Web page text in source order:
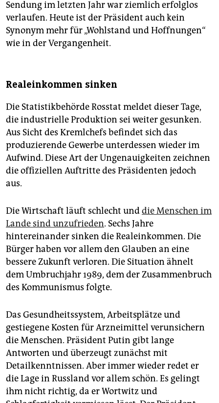
Sendung im letzten Jahr war ziemlich erfolglos
verlaufen. Heute ist der Präsident auch kein
Synonym mehr für „Wohlstand und Hoffnungen“
wie in der Vergangenheit.
Realeinkommen sinken
Die Statistikbehörde Rosstat meldet dieser Tage,
die indus­triel­le Produktion sei weiter gesunken.
Aus Sicht des Kremlchefs befindet sich das
produzierende Gewerbe unterdessen wieder im
Aufwind. Diese Art der Ungenauigkeiten zeichnen
die offiziellen Auftritte des Präsidenten jedoch
aus.
Die Wirtschaft läuft schlecht unddie Menschen im
Lande sind unzufrieden. Sechs Jahre
hintereinander sinken die Realeinkommen. Die
Bürger haben vor allem den Glauben an eine
bessere Zukunft verloren. Die Situation ähnelt
dem Umbruchjahr 1989, dem der Zusammenbruch
des Kommunismus folgte.
Das Gesundheitssystem, Arbeitsplätze und
gestiegene Kosten für Arzneimittel verunsichern
die Menschen. Präsident Putin gibt lange
Antworten und überzeugt zunächst mit
Detailkenntnissen. Aber immer wieder redet er
die Lage in Russland vor allem schön. Es gelingt
ihm nicht richtig, da er Wortwitz und